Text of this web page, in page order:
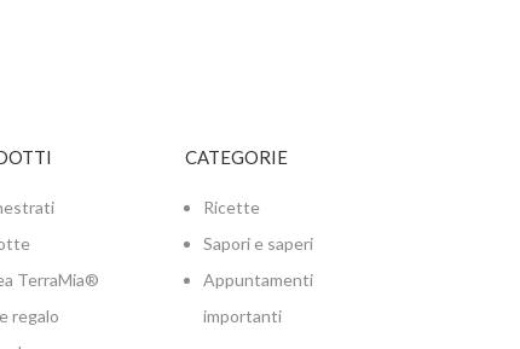
TerraMia®
regalo
CATEGORIE
Ricette
Sapori e saperi
Appuntamenti
importanti